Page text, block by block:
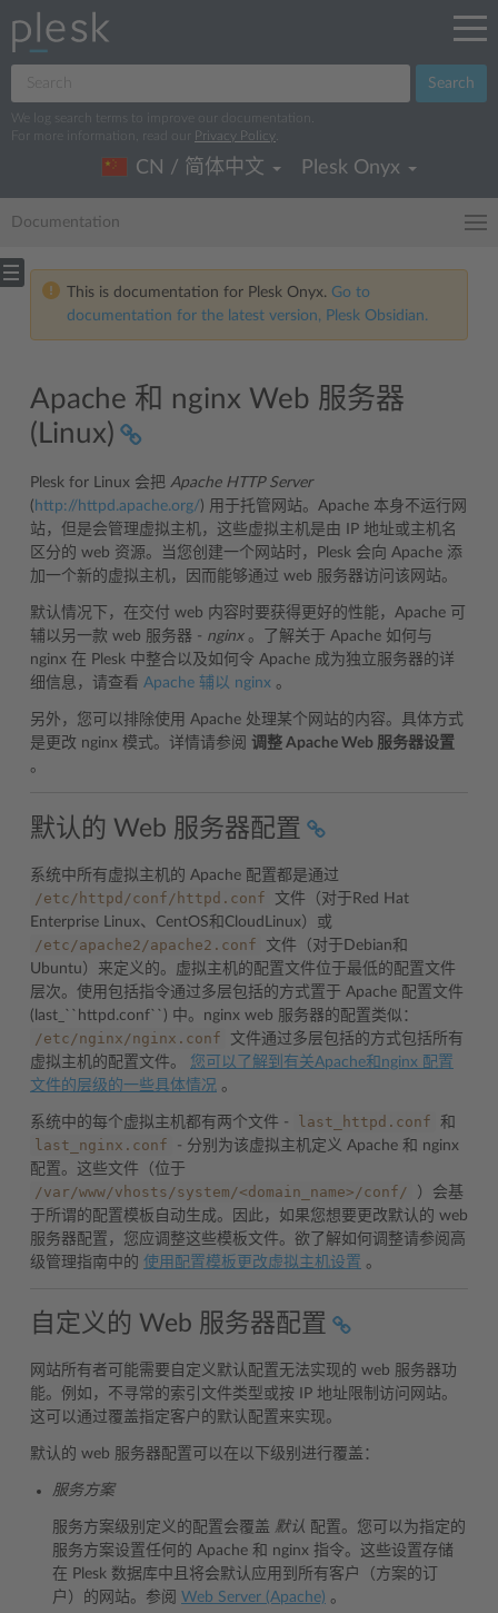
Search
We log search terms to improve our documentation.
For more information, read our
Privacy Policy
CN / 简体中文 Plesk Onyx
Documentation
This is documentation for Plesk Onyx. Go to
documentation for the latest version, Plesk Obsidian.
Apache 和 nginx Web 服务器
(Linux)
Plesk for Linux 会把 Apache HTTP Server
( http://httpd.apache.org/) 用于托管网站。Apache 本身不运行网
站，但是会管理虚拟主机，这些虚拟主机是由 IP 地址或主机名
区分的 web 资源。当您创建一个网站时，Plesk 会向 Apache 添
加一个新的虚拟主机，因而能够通过 web 服务器访问该网站。
默认情况下，在交付 web 内容时要获得更好的性能，Apache 可
辅以另一款 web 服务器 - nginx。了解关于 Apache 如何与
nginx 在 Plesk 中整合以及如何令 Apache 成为独立服务器的详
细信息，请查看 Apache 辅以 nginx 。
另外，您可以排除使用 Apache 处理某个网站的内容。具体方式
是更改 nginx 模式。详情请参阅 调整 Apache Web 服务器设置
。
默认的 Web 服务器配置
系统中所有虚拟主机的 Apache 配置都是通过
/etc/httpd/conf/httpd.conf
文件（对于Red Hat
Enterprise Linux、CentOS和CloudLinux）或
/etc/apache2/apache2.conf
文件（对于Debian和
Ubuntu）来定义的。虚拟主机的配置文件位于最低的配置文件
层次。使用包括指令通过多层包括的方式置于 Apache 配置文件
(last_``httpd.conf``) 中。nginx web 服务器的配置类似：
/etc/nginx/nginx.conf
文件通过多层包括的方式包括所有
虚拟主机的配置文件。 您可以了解到有关Apache和nginx 配置
文件的层级的一些具体情况 。
系统中的每个虚拟主机都有两个文件 - last_httpd.conf 和
last_nginx.conf
- 分别为该虚拟主机定义 Apache 和 nginx
配置。这些文件（位于
/var/www/vhosts/system/<domain_name>/conf/
）会基
于所谓的配置模板自动生成。因此，如果您想要更改默认的 web
服务器配置，您应调整这些模板文件。欲了解如何调整请参阅高
级管理指南中的 使用配置模板更改虚拟主机设置 。
自定义的 Web 服务器配置
网站所有者可能需要自定义默认配置无法实现的 web 服务器功
能。例如，不寻常的索引文件类型或按 IP 地址限制访问网站。
这可以通过覆盖指定客户的默认配置来实现。
默认的 web 服务器配置可以在以下级别进行覆盖：
服务方案
服务方案级别定义的配置会覆盖 默认 配置。您可以为指定的
服务方案设置任何的 Apache 和 nginx 指令。这些设置存储
在 Plesk 数据库中且将会默认应用到所有客户（方案的订
户）的网站。参阅 Web Server (Apache) 。